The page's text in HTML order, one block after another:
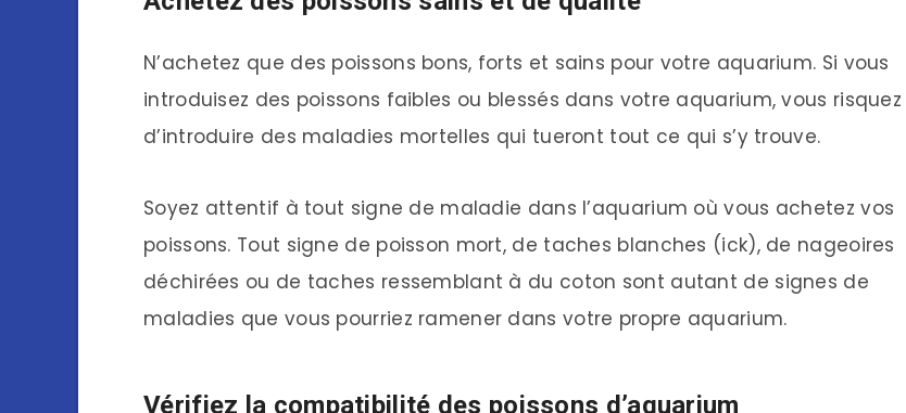
N’achetez que des poissons bons, forts et sains pour votre aquarium. Si vous
introduisez des poissons faibles ou blessés dans votre aquarium, vous risquez
d’introduire des maladies mortelles qui tueront tout ce qui s’y trouve.
Soyez attentif à tout signe de maladie dans l’aquarium où vous achetez vos
poissons. Tout signe de poisson mort, de taches blanches (ick), de nageoires
déchirées ou de taches ressemblant à du coton sont autant de signes de
maladies que vous pourriez ramener dans votre propre aquarium.
Vérifiez la compatibilité des poissons d’aquarium